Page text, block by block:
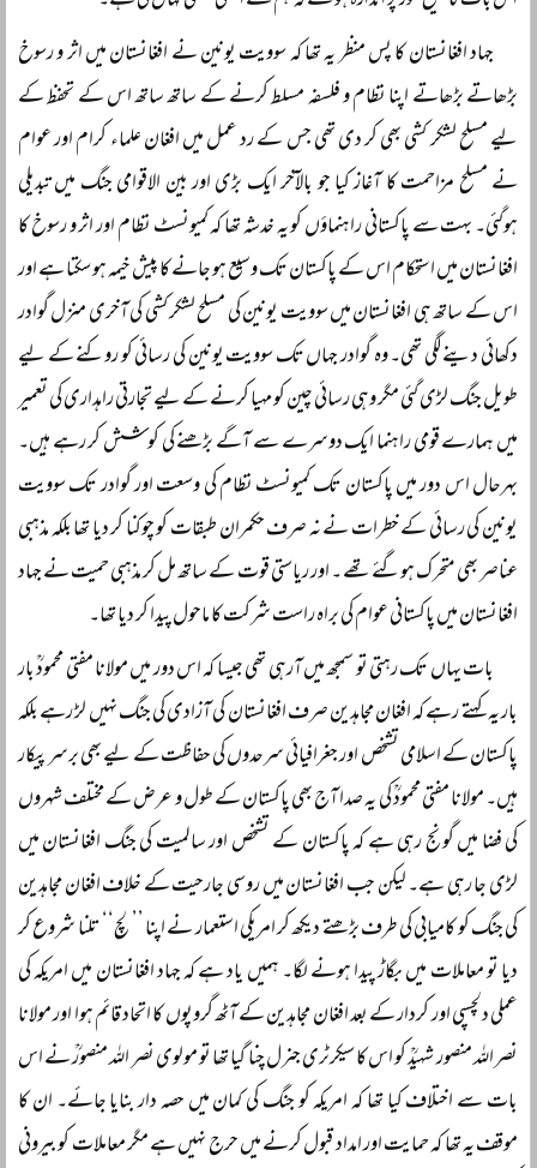
جہاد افغانستان کا پس منظر یہ تھا کہ سوویت یونین نے افغانستان میں اثر و رسوخ
بڑھاتے بڑھاتے اپنا نظام و فلسفہ مسلط کرنے کے ساتھ ساتھ اس کے تحفظ کے
لیے مسلح لشکر کشی بھی کر دی تھی جس کے رد عمل میں افغان علماء کرام اور عوام
نے مسلح مزاحمت کا آغاز کیا جو بالآخر ایک بڑی اور بین الاقوامی جنگ میں تبدیلی
ہوگئی۔ بہت سے پاکستانی راہنماؤں کو یہ خدشہ تھا کہ کمیونسٹ نظام اور اثر و رسوخ کا
افغانستان میں استحکام اس کے پاکستان تک وسیع ہو جانے کا پیش خیمہ ہو سکتا ہے اور
اس کے ساتھ ہی افغانستان میں سوویت یونین کی مسلح لشکر کشی کی آخری منزل گوادر
دکھائی دینے لگی تھی۔ وہ گوادر جہاں تک سوویت یونین کی رسائی کو روکنے کے لیے
طویل جنگ لڑی گئی مگر وہی رسائی چین کو مہیا کرنے کے لیے تجارتی راہداری کی تعمیر
میں ہمارے قومی راہنما ایک دوسرے سے آگے بڑھنے کی کوشش کر رہے ہیں۔
بہرحال اس دور میں پاکستان تک کمیونسٹ نظام کی وسعت اور گوادر تک سوویت
یونین کی رسائی کے خطرات نے نہ صرف حکمران طبقات کو چوکنا کر دیا تھا بلکہ مذہبی
عناصر بھی متحرک ہوگئے تھے ۔ اور ریاستی قوت کے ساتھ مل کر مذہبی حمیت نے جہاد
افغانستان میں پاکستانی عوام کی براہ راست شرکت کا ماحول پیدا کر دیا تھا۔
بات یہاں تک رہتی تو سمجھ میں آرہی تھی جیسا کہ اس دور میں مولانا مفتی محمودؒ بار
بار یہ کہتے رہے کہ افغان مجاہدین صرف افغانستان کی آزادی کی جنگ نہیں لڑ رہے بلکہ
پاکستان کے اسلامی تشخص اور جغرافیائی سرحدوں کی حفاظت کے لیے بھی برسر پیکار
ہیں۔ مولانا مفتی محمودؒ کی یہ صدا آج بھی پاکستان کے طول و عرض کے مختلف شہروں
کی فضا میں گونج رہی ہے کہ پاکستان کے تشخص اور سالمیت کی جنگ افغانستان میں
لڑی جا رہی ہے۔ لیکن جب افغانستان میں روسی جارحیت کے خلاف افغان مجاہدین
کی جنگ کو کامیابی کی طرف بڑھتے دیکھ کر امریکی استعمار نے اپنا ’’لچ‘‘ تلنا شروع کر
دیا تو معاملات میں بگاڑ پیدا ہونے لگا۔ ہمیں یاد ہے کہ جہاد افغانستان میں امریکہ کی
عملی دلچسپی اور کردار کے بعد افغان مجاہدین کے آٹھ گروپوں کا اتحاد قائم ہوا اور مولانا
نصر اللہ منصور شہیدؒ کو اس کا سیکرٹری جنرل چنا گیا تھا تو مولوی نصر اللہ منصورؒ نے اس
بات سے اختلاف کیا تھا کہ امریکہ کو جنگ کی کمان میں حصہ دار بنایا جائے۔ ان کا
موقف یہ تھا کہ حمایت اور امداد قبول کرنے میں حرج نہیں ہے مگر معاملات کو بیرونی